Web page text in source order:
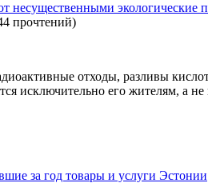
несущественными экологические
прочтений)
отходы, разливы
исключительно его жителям, а не
за год товары и услуги Эстонии